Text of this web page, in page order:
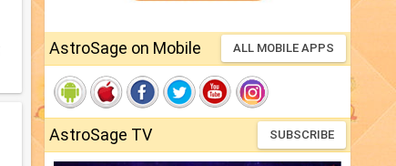
AstroSage on Mobile ALL MOBILE APPS
AstroSage TV SUBSCRIBE